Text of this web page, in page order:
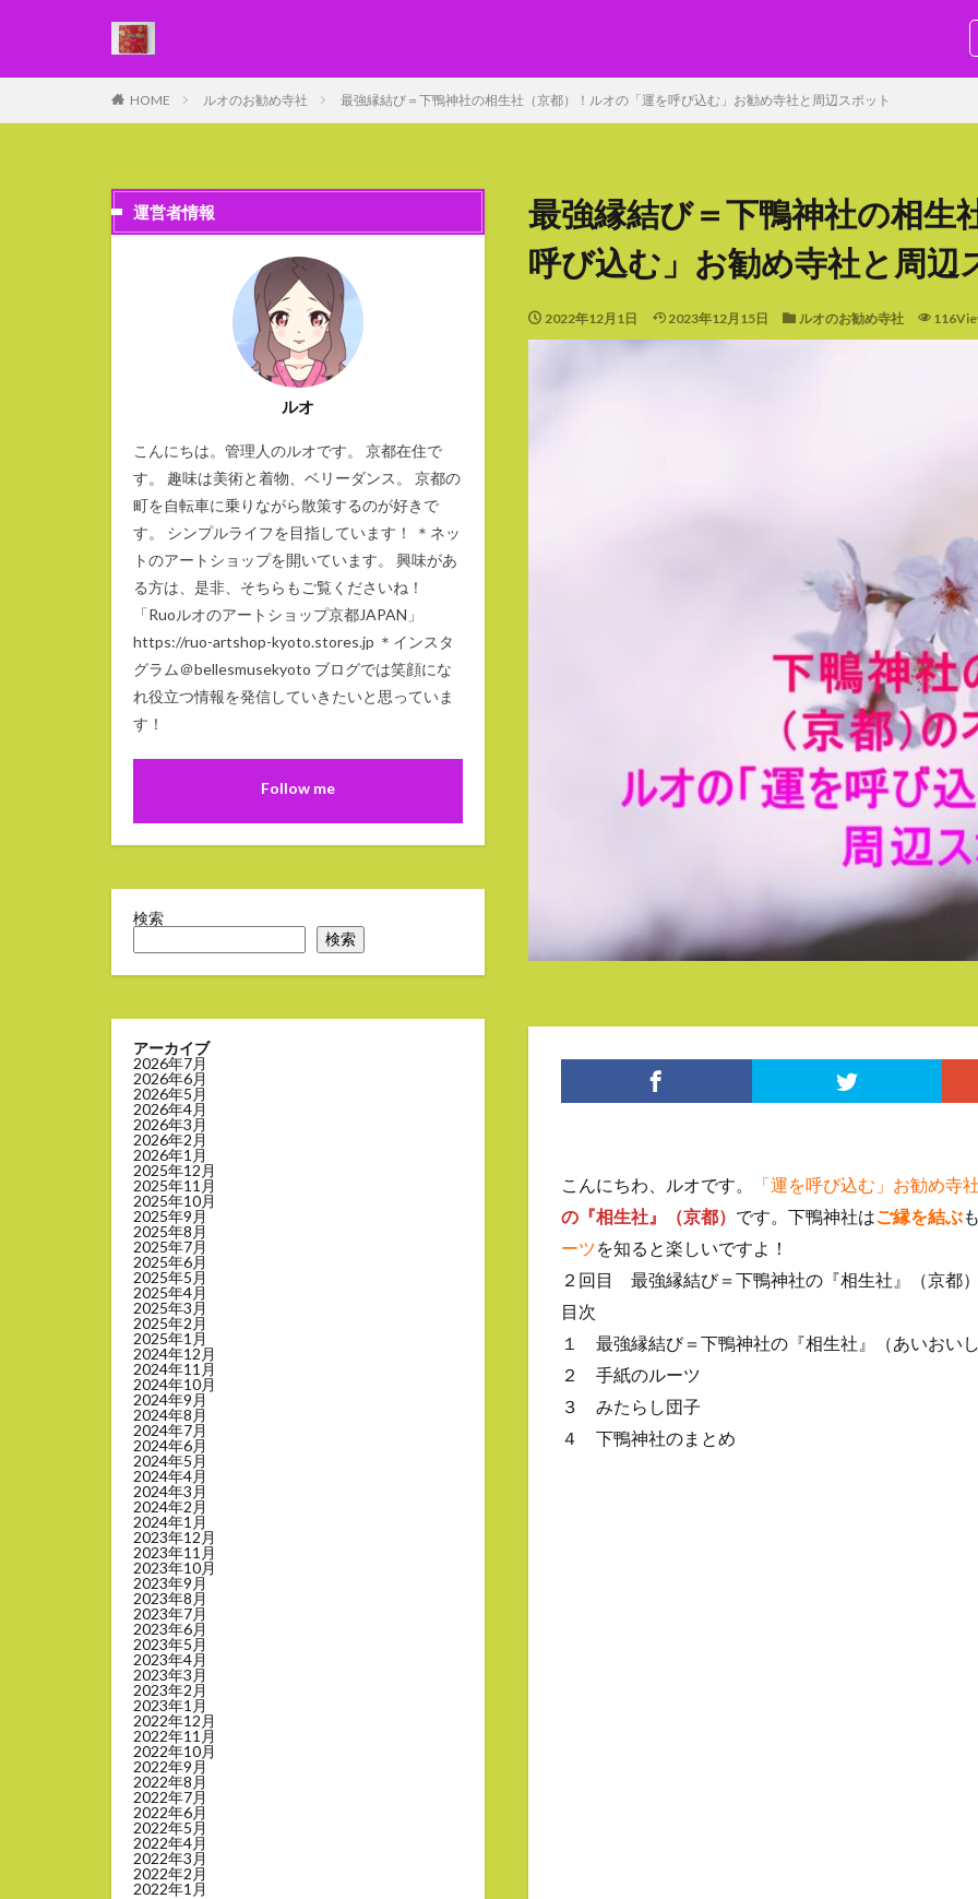
HOME ルオのお勧め寺社 最強縁結び＝下鴨神社の相生社（京都）！ルオの「運を呼び込む」お勧め寺社と周辺スポット
最強縁結び＝下鴨神社の相生
呼び込む」お勧め寺社と周辺
2022年12月1日 2023年12月15日 ルオのお勧め寺社
こんにちわ、ルオです。 「運を呼び込む」お勧め寺社
の『相生社』（京都） です。下鴨神社はご縁を結ぶ
ーツを知ると楽しいですよ！
２回目 最強縁結び＝下鴨神社の『相生社』（京都）
目次
１ 最強縁結び＝下鴨神社の『相生社』（あいおいし
２ 手紙のルーツ
３ みたらし団子
４ 下鴨神社のまとめ
運営者情報
ルオ
こんにちは。管理人のルオです。 京都在住で
す。 趣味は美術と着物、ベリーダンス。 京都の
町を自転車に乗りながら散策するのが好きで
す。 シンプルライフを目指しています！ ＊ネッ
トのアートショップを開いています。 興味があ
る方は、是非、そちらもご覧くださいね！
「Ruoルオのアートショップ京都JAPAN」
https://ruo-artshop-kyoto.stores.jp ＊インスタ
グラム＠bellesmusekyoto ブログでは笑顔にな
れ役立つ情報を発信していきたいと思っていま
す！
Follow me
検索
検索
アーカイブ
2026年7月
2026年6月
2026年5月
2026年4月
2026年3月
2026年2月
2026年1月
2025年12月
2025年11月
2025年10月
2025年9月
2025年8月
2025年7月
2025年6月
2025年5月
2025年4月
2025年3月
2025年2月
2025年1月
2024年12月
2024年11月
2024年10月
2024年9月
2024年8月
2024年7月
2024年6月
2024年5月
2024年4月
2024年3月
2024年2月
2024年1月
2023年12月
2023年11月
2023年10月
2023年9月
2023年8月
2023年7月
2023年6月
2023年5月
2023年4月
2023年3月
2023年2月
2023年1月
2022年12月
2022年11月
2022年10月
2022年9月
2022年8月
2022年7月
2022年6月
2022年5月
2022年4月
2022年3月
2022年2月
2022年1月
WEB デザイン SEO
検索